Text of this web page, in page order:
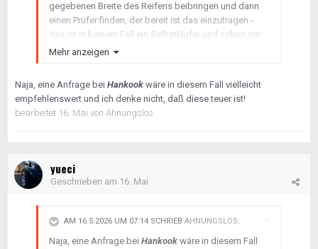
gegebenen Breite des Reifens beibringen und dann
einen Prüfer finden, der bereit ist das einzutragen -
das ist in keinem Fall ein Selbstläufer und schon gar
nicht günstig.
Mehr anzeigen
Naja, eine Anfrage bei Hankook wäre in diesem Fall vielleicht
empfehlenswert und ich denke nicht, daß diese teuer ist!
bearbeitet 16. Mai von Ahnungslos
yueci
Geschrieben am 16. Mai
AM 16.5.2026 UM 07:14 SCHRIEB AHNUNGSLOS:
Naja, eine Anfrage bei Hankook wäre in diesem Fall